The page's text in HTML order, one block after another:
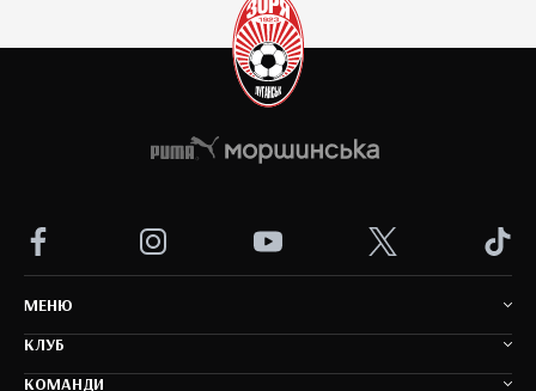
MEНЮ
КЛУБ
КОМАНДИ